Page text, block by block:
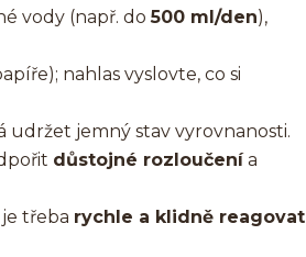
vody (např. do500 ml/den),
nahlas vyslovte, co si
udržet jemný stav vyrovnanosti.
důstojné rozloučenía
třeba rychle a klidně reagovat